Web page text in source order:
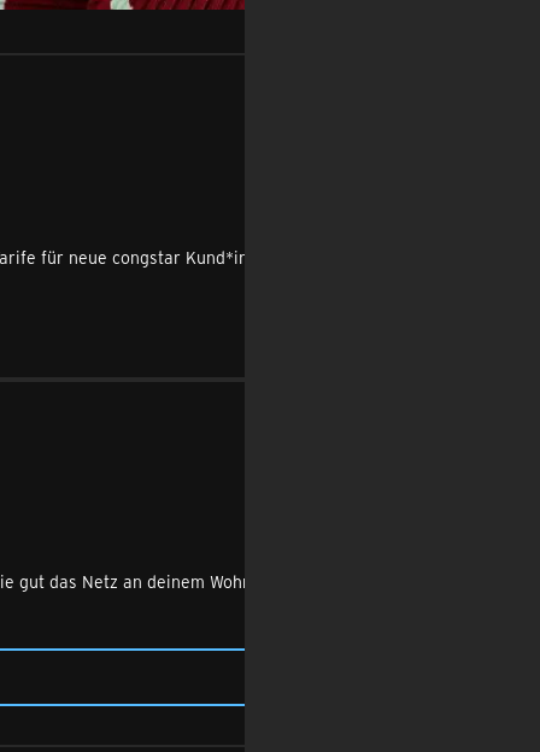
für neue congstar Kund*innen mit mehr Datenvolumen
das Netz an deinem Wohnort oder auf deinem nächsten